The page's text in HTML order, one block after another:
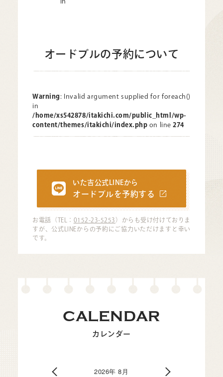
オードブルの予約について
Warning : Invalid argument supplied for foreach()
in
/home/xs542878/itakichi.com/public_html/wp-
content/themes/itakichi/index.php on line274
いた吉公式LINEから
オードブルを予約する
お電話（TEL： 0152-23-5253 ）からも受け付けておりま
すが、公式LINEからの予約にご協力いただけますと幸い
です。
CALENDAR
カレンダー
2026年 8月